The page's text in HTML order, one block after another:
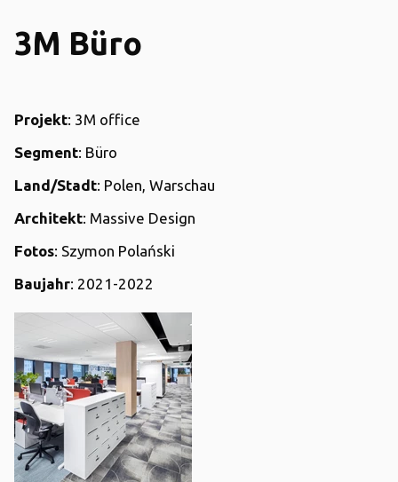
3M Büro
Projekt: 3M office
Segment: Büro
Land/Stadt: Polen, Warschau
Architekt: Massive Design
Fotos: Szymon Polański
Baujahr: 2021-2022